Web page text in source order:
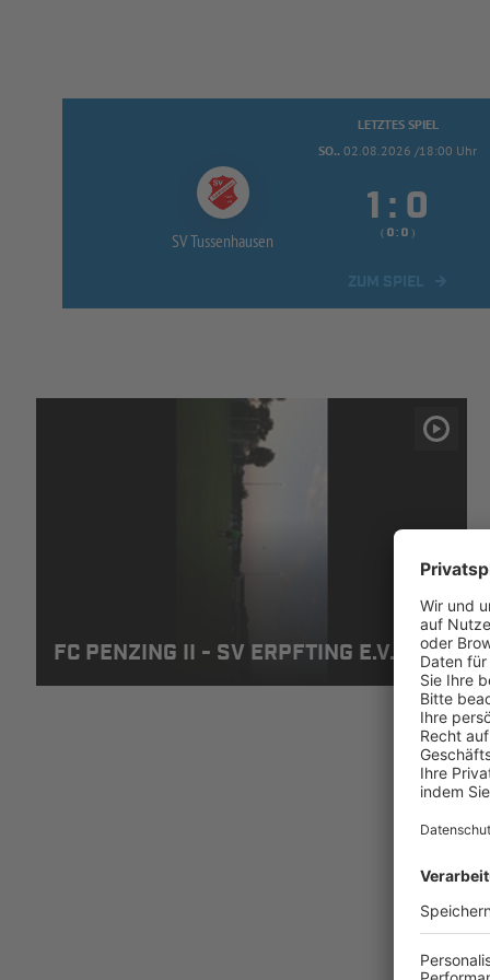
LETZTES SPIEL
SO.. 02.08.2026 /18:00 Uhr
SV Tussenhausen
 : 
( :  )
FC PENZING II - SV ERPFTING E.V.